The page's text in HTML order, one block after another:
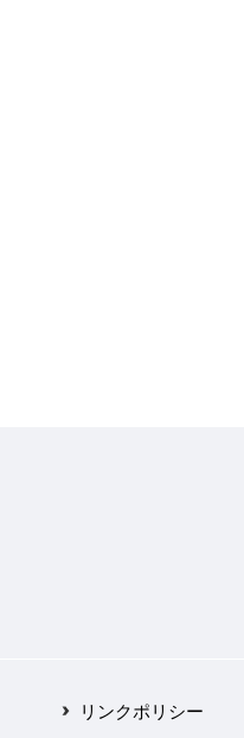
リンクポリシー